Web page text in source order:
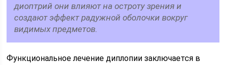
диоптрий они влияют на остроту зрения и
создают эффект радужной оболочки вокруг
видимых предметов.
Функциональное лечение диплопии заключается в